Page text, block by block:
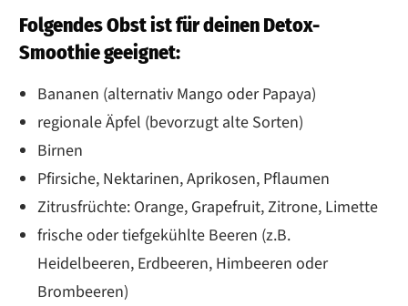
Folgendes Obst ist für deinen Detox-
Smoothie geeignet:
Bananen (alternativ Mango oder Papaya)
regionale Äpfel (bevorzugt alte Sorten)
Birnen
Pfirsiche, Nektarinen, Aprikosen, Pflaumen
Zitrusfrüchte: Orange, Grapefruit, Zitrone, Limette
frische oder tiefgekühlte Beeren (z.B.
Heidelbeeren, Erdbeeren, Himbeeren oder
Brombeeren)